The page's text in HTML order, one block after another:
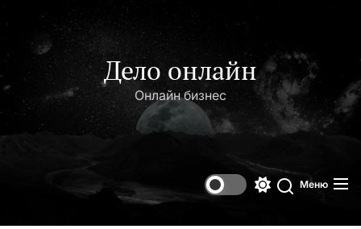
содержимому
Дело онлайн
Онлайн бизнес
Поиск
Меню